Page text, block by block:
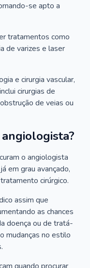
se apto a
tratamentos como
de varizes e laser
e cirurgia vascular,
cirurgias de
de veias ou
o angiologista
em grau avançado,
cirúrgico.
assim que
as chances
doença ou de tratá-
mudanças no estilo